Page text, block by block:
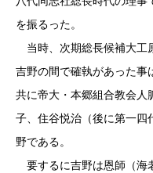
を振るった。
当時、次期総長候補大工
吉野の間で確執があった事
共に帝大・本郷組合教会人
子、住谷悦治（後に第一四
野である。
要するに吉野は恩師（海